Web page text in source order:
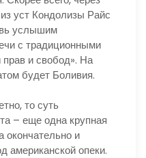
уст Кондолизы Райс
услышим
с традиционными
и свобод». На
будет Боливия.
то суть
– еще одна крупная
окончательно и
американской опеки.